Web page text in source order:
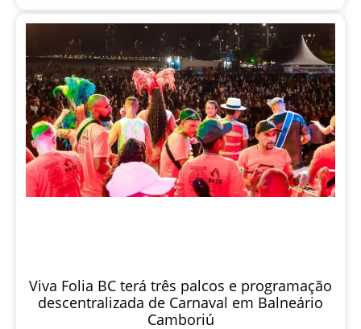
Viva Folia BC terá três palcos e programação
descentralizada de Carnaval em Balneário
Camboriú